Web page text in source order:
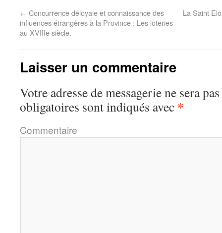
← Concurrence déloyale et connaissance des
influences étrangères à la Province : Les loteries
au XVIIIe siècle.
La Saint
Laisser un commentaire
Votre adresse de messagerie ne sera
obligatoires sont indiqués avec *
Commentaire